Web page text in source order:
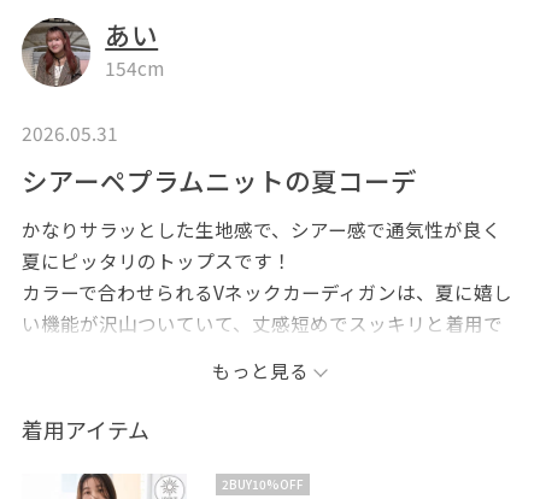
あい
154cm
2026.05.31
シアーペプラムニットの夏コーデ
かなりサラッとした生地感で、シアー感で通気性が良く
夏にピッタリのトップスです！
カラーで合わせられるVネックカーディガンは、夏に嬉し
い機能が沢山ついていて、丈感短めでスッキリと着用で
もっと見る
着用アイテム
2BUY10%OFF